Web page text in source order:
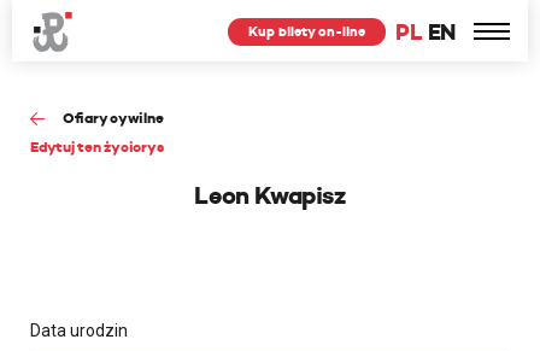
PL EN
Kup bilety on-line
Ofiary cywilne
Edytuj ten życiorys
Leon Kwapisz
Data urodzin